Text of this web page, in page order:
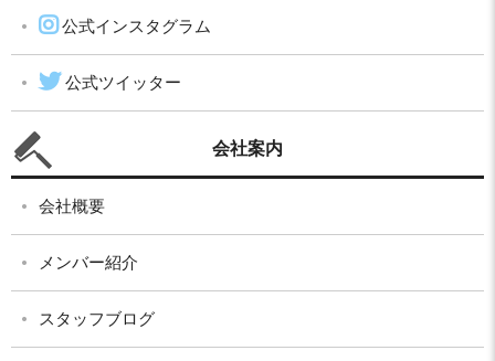
公式インスタグラム
公式ツイッター
会社案内
会社概要
メンバー紹介
スタッフブログ